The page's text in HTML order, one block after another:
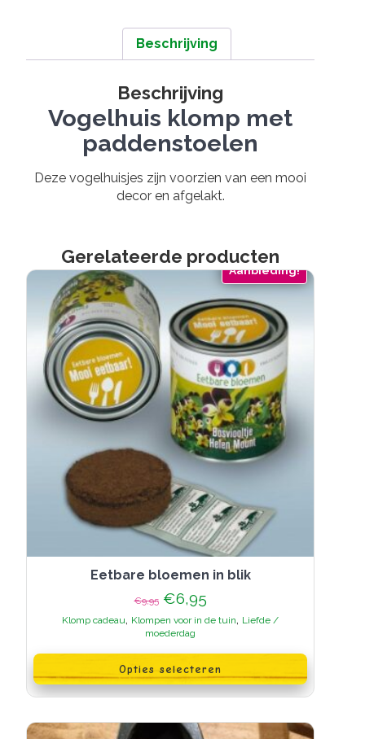
Beschrijving
Beschrijving
Vogelhuis klomp met
paddenstoelen
Deze vogelhuisjes zijn voorzien van een mooi
decor en afgelakt.
Gerelateerde producten
Aanbieding!
Eetbare bloemen in blik
€9,95 Oorspronkelijke
prijs
was:
€9,95.
€6,95Huidige
prijs
is:
Klomp cadeau, Klompen voor in de tuin, Liefde /
moederdag
Opties selecteren
product
heeft
meerdere
variaties.
optie